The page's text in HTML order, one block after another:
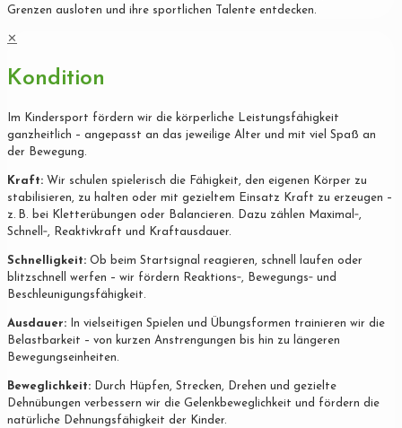
Grenzen ausloten und ihre sportlichen Talente entdecken.
✕
Kondition
Im Kindersport fördern wir die körperliche Leistungsfähigkeit
ganzheitlich – angepasst an das jeweilige Alter und mit viel Spaß an
der Bewegung.
Kraft: Wir schulen spielerisch die Fähigkeit, den eigenen Körper zu
stabilisieren, zu halten oder mit gezieltem Einsatz Kraft zu erzeugen –
z. B. bei Kletterübungen oder Balancieren. Dazu zählen Maximal‐,
Schnell‐, Reaktivkraft und Kraftausdauer.
Schnelligkeit: Ob beim Startsignal reagieren, schnell laufen oder
blitzschnell werfen – wir fördern Reaktions‐, Bewegungs‐ und
Beschleunigungsfähigkeit.
Ausdauer: In vielseitigen Spielen und Übungsformen trainieren wir die
Belastbarkeit – von kurzen Anstrengungen bis hin zu längeren
Bewegungseinheiten.
Beweglichkeit: Durch Hüpfen, Strecken, Drehen und gezielte
Dehnübungen verbessern wir die Gelenkbeweglichkeit und fördern die
natürliche Dehnungsfähigkeit der Kinder.